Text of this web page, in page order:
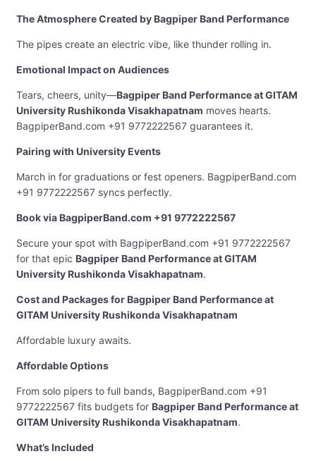
The Atmosphere Created by Bagpiper Band Performance
The pipes create an electric vibe, like thunder rolling in.
Emotional Impact on Audiences
Tears, cheers, unity—Bagpiper Band Performance at GITAM
University Rushikonda Visakhapatnam moves hearts.
BagpiperBand.com +91 9772222567 guarantees it.
Pairing with University Events
March in for graduations or fest openers. BagpiperBand.com
+91 9772222567 syncs perfectly.
Book via BagpiperBand.com +91 9772222567
Secure your spot with BagpiperBand.com +91 9772222567
for that epic Bagpiper Band Performance at GITAM
University Rushikonda Visakhapatnam.
Cost and Packages for Bagpiper Band Performance at
GITAM University Rushikonda Visakhapatnam
Affordable luxury awaits.
Affordable Options
From solo pipers to full bands, BagpiperBand.com +91
9772222567 fits budgets for Bagpiper Band Performance at
GITAM University Rushikonda Visakhapatnam.
What’s Included